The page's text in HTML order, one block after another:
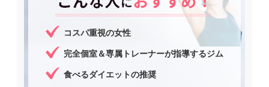
コスパ重視の女性
完全個室＆専属トレーナーが指導するジム
食べるダイエットの推奨